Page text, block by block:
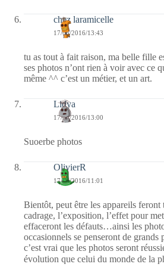
chez laramicelle
17/06/2016/13:43
tu as tout à fait raison, ma belle fille
ses photos n’ont rien à voir avec ce
même ^^ c’est un métier, et un art.
Lidya
17/06/2016/13:00
Suoerbe photos
OlivierR
17/06/2016/11:01
Bientôt, peut être les appareils feront
cadrage, l’exposition, l’effet pour
effaceront les défauts…ainsi les
occasionnels se penseront de grands
c’est vrai que les photos seront
évolution que celui du monde de la